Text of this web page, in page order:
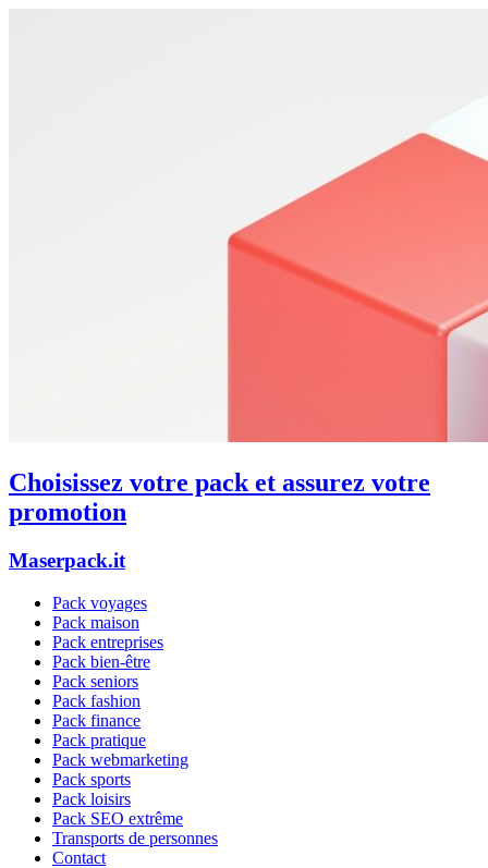
Choisissez votre pack et assurez votre
promotion
Maserpack.it
Pack voyages
Pack maison
Pack entreprises
Pack bien-être
Pack seniors
Pack fashion
Pack finance
Pack pratique
Pack webmarketing
Pack sports
Pack loisirs
Pack SEO extrême
Transports de personnes
Contact